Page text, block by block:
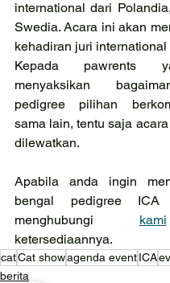
international dari
Swedia. Acara ini akan
kehadiran juri international
Kepada pawrents
menyaksikan
pedigree pilihan
sama lain, tentu saja
dilewatkan.
Apabila anda ingin
bengal pedigree
menghubungi kami
ketersediaannya.
catCat showagenda eventICA
berita